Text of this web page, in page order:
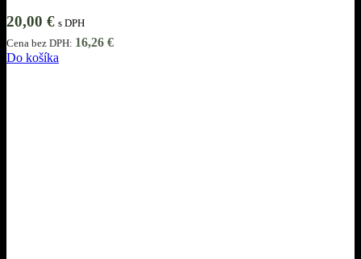
20,00 € s DPH
Cena bez DPH: 16,26 €
Do košíka